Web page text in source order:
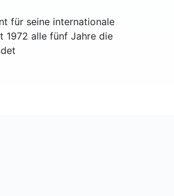
für seine internationale
1972 alle fünf Jahre die